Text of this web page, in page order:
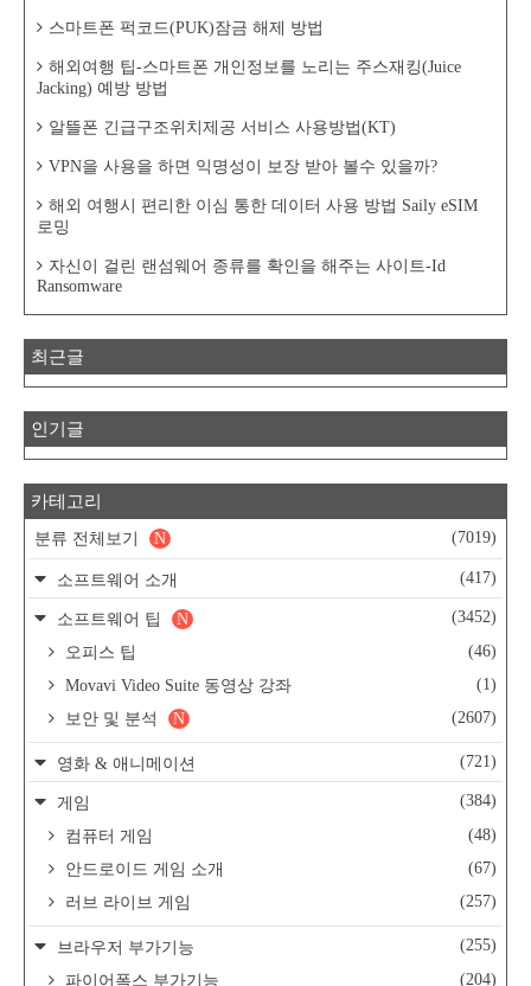
스마트폰 퍽코드(PUK)잠금 해제 방법
해외여행 팁-스마트폰 개인정보를 노리는 주스재킹(Juice
Jacking) 예방 방법
알뜰폰 긴급구조위치제공 서비스 사용방법(KT)
VPN을 사용을 하면 익명성이 보장 받아 볼수 있을까?
해외 여행시 편리한 이심 통한 데이터 사용 방법 Saily eSIM
로밍
자신이 걸린 랜섬웨어 종류를 확인을 해주는 사이트-Id
Ransomware
최근글
인기글
카테고리
분류 전체보기 (7019)
N
소프트웨어 소개 (417)
소프트웨어 팁 (3452)
N
오피스 팁
(46)
Movavi Video Suite 동영상 강좌
(1)
보안 및 분석
(2607)
N
영화 & 애니메이션 (721)
게임
(384)
컴퓨터 게임
(48)
안드로이드 게임 소개
(67)
러브 라이브 게임
(257)
브라우저 부가기능
(255)
파이어폭스 부가기능
(204)